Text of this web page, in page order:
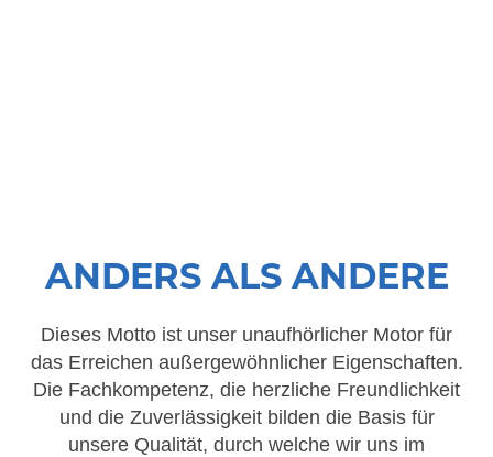
ANDERS ALS ANDERE
Dieses Motto ist unser unaufhörlicher Motor für
das Erreichen außergewöhnlicher Eigenschaften.
Die Fachkompetenz, die herzliche Freundlichkeit
und die Zuverlässigkeit bilden die Basis für
unsere Qualität, durch welche wir uns im